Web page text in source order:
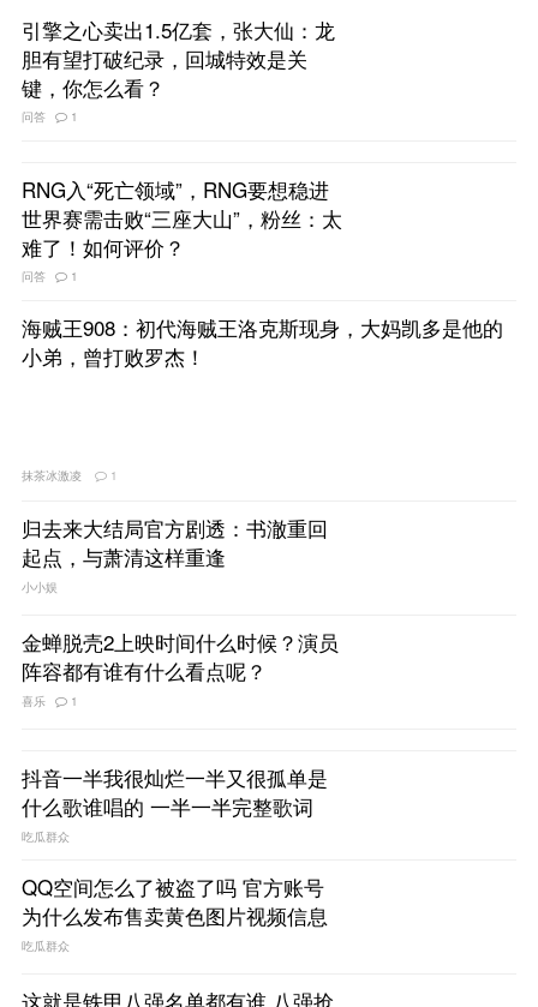
引擎之心卖出1.5亿套，张大仙：龙
胆有望打破纪录，回城特效是关
键，你怎么看？
问答 1
RNG入“死亡领域”，RNG要想稳进
世界赛需击败“三座大山”，粉丝：太
难了！如何评价？
问答 1
海贼王908：初代海贼王洛克斯现身，大妈凯多是他的
小弟，曾打败罗杰！
抹茶冰激凌 1
归去来大结局官方剧透：书澈重回
起点，与萧清这样重逢
小小娱
金蝉脱壳2上映时间什么时候？演员
阵容都有谁有什么看点呢？
喜乐 1
抖音一半我很灿烂一半又很孤单是
什么歌谁唱的 一半一半完整歌词
吃瓜群众
QQ空间怎么了被盗了吗 官方账号
为什么发布售卖黄色图片视频信息
吃瓜群众
这就是铁甲八强名单都有谁 八强抢